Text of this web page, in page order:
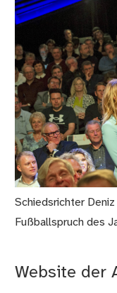
Schiedsrichter
Fußballspruch des
Website der